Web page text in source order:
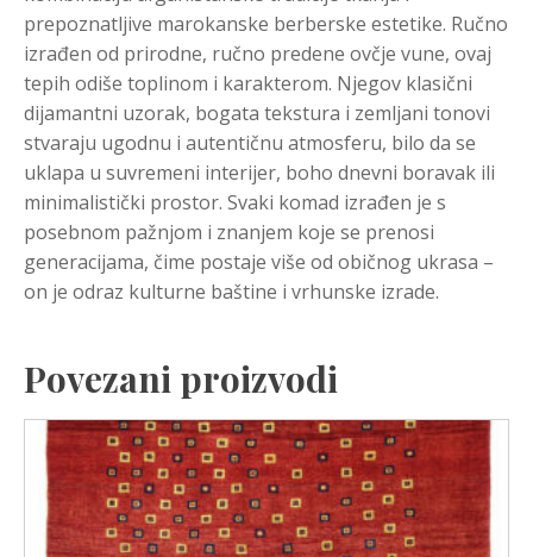
prepoznatljive marokanske berberske estetike. Ručno
izrađen od prirodne, ručno predene ovčje vune, ovaj
tepih odiše toplinom i karakterom. Njegov klasični
dijamantni uzorak, bogata tekstura i zemljani tonovi
stvaraju ugodnu i autentičnu atmosferu, bilo da se
uklapa u suvremeni interijer, boho dnevni boravak ili
minimalistički prostor. Svaki komad izrađen je s
posebnom pažnjom i znanjem koje se prenosi
generacijama, čime postaje više od običnog ukrasa –
on je odraz kulturne baštine i vrhunske izrade.
Povezani proizvodi